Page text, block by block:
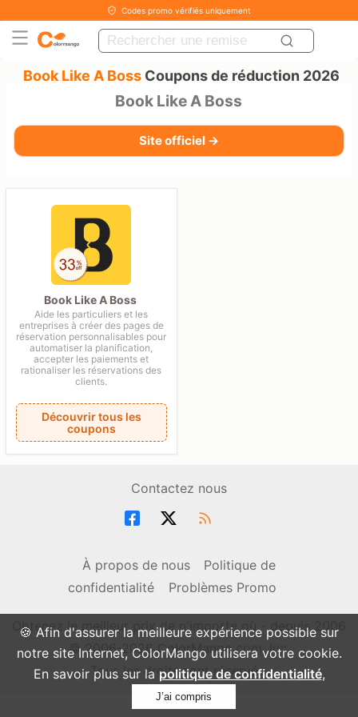
🍪 Afin d'assurer la meilleure expérience possible sur
notre site Internet, ColorMango utilisera votre cookie.
En savoir plus sur la politique de confidentialité,
J’ai compris
Codes promo vérifiés uniquement
Book Like A Boss Coupons de réduction 2026
Book Like A Boss
Site officiel →
Book Like A Boss
Aide les particuliers et les
entreprises à créer des pages de
réservation personnalisables pour
automatiser la planification,
accepter les paiements et
rationaliser les réservations des
clients.
Découvrir tous les
coupons
Contactez nous
À propos de nous
Politique de
confidentialité
Problèmes Promo
Obtenez le meilleur prix de n'importe où - depuis 2006
© 2006-2026 ColorMango.com, Inc.
Tous les droits sont réservés.